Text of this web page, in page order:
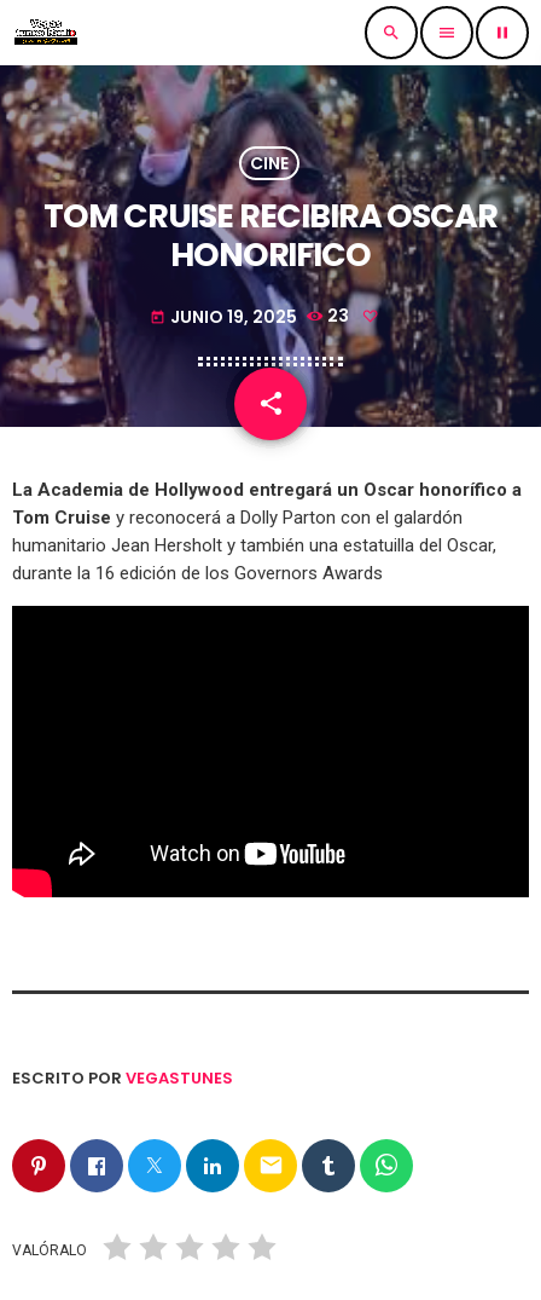
search menu pause
CINE
TOM CRUISE RECIBIRA OSCAR
HONORIFICO
today JUNIO 19, 2025 23
share
email
La Academia de Hollywood entregará un Oscar honorífico a
Tom Cruise y reconocerá a Dolly Parton con el galardón
humanitario Jean Hersholt y también una estatuilla del Oscar,
durante la 16 edición de los Governors Awards
ESCRITO POR VEGASTUNES
email
VALÓRALO